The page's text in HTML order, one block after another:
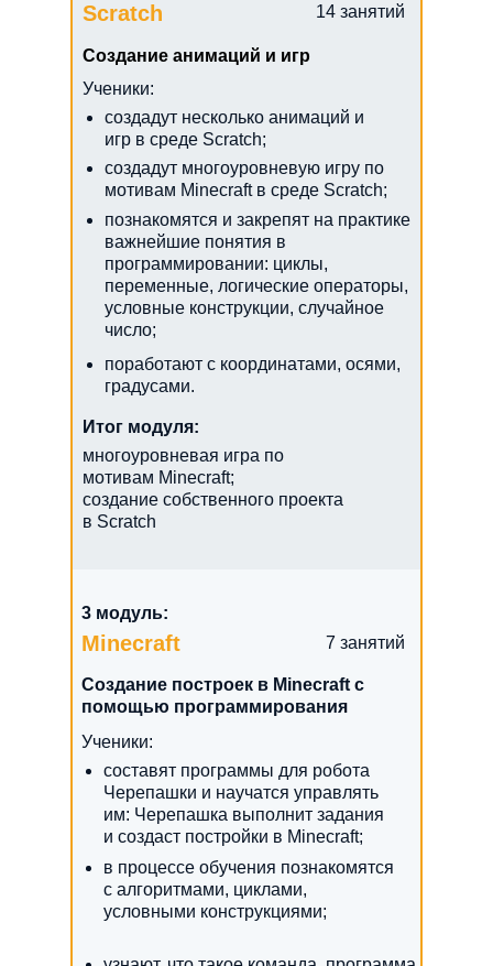
ПОЛУЧИТЬ
ПРЕЗЕНТАЦИЮ
3 модуль:
Minecraft 7 занятий
Ученики:
Создание построек в Minecraft c
помощью программирования
составят программы для робота
Черепашки и научатся управлять
им: Черепашка выполнит задания
и создаст постройки в Minecraft;
в процессе обучения познакомятся
с алгоритмами, циклами,
условными конструкциями;
14 занятий
Scratch
многоуровневая игра по
мотивам Minecraft;
создание собственного проекта
в Scratch
Создание анимаций и игр
Итог модуля:
Ученики:
создадут несколько анимаций и
игр в среде Scratch;
познакомятся и закрепят на практике
важнейшие понятия в
программировании: циклы,
переменные, логические операторы,
условные конструкции, случайное
число;
поработают с координатами, осями,
градусами.
создадут многоуровневую игру по
мотивам Minecraft в среде Scratch;